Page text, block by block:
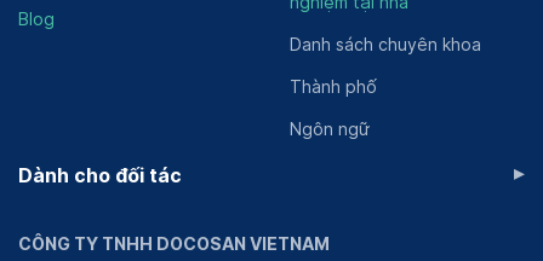
Blog
Danh sách chuyên khoa
Thành phố
Ngôn ngữ
Dành cho đối tác ▸
CÔNG TY TNHH DOCOSAN VIETNAM